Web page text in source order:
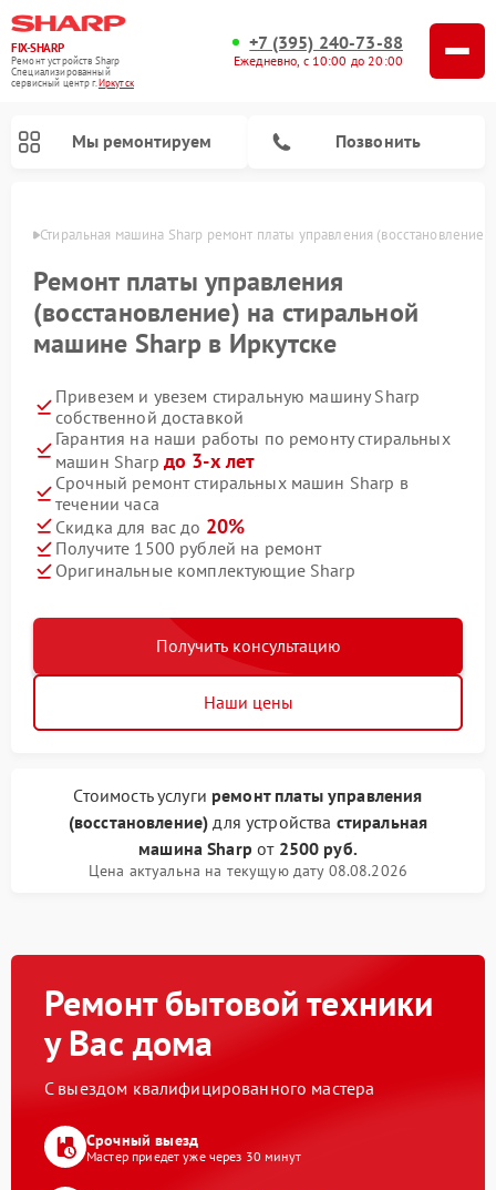
FIX-SHARP
Ремонт устройств Sharp
Специализированный
cервисный центр г.Иркутск
+7 (395) 240-73-88
Ежедневно, с 10:00 до 20:00
Мы ремонтируем Позвонить
Стиральная машина Sharp ремонт платы управления (восстановление)
Ремонт платы управления
(восстановление) на стиральной
машине Sharp в Иркутске
Привезем и увезем стиральную машину Sharp
собственной доставкой
Гарантия на наши работы по ремонту стиральных
машин Sharp до 3-х лет
Срочный ремонт стиральных машин Sharp в
течении часа
Скидка для вас до 20%
Получите 1500 рублей на ремонт
Оригинальные комплектующие Sharp
Получить консультацию
Наши цены
Стоимость услуги ремонт платы управления
(восстановление) для устройства стиральная
машина Sharp от 2500 руб.
Цена актуальна на текущую дату 08.08.2026
Ремонт бытовой техники
у Вас дома
С выездом квалифицированного мастера
Срочный выезд
Мастер приедет уже через 30 минут